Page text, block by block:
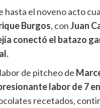
hasta el noveno acto
Burgos, conJuan
conectó el batazo
de pitcheo de
labor de 7
recetados,